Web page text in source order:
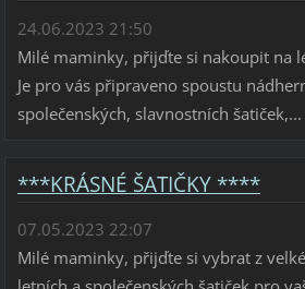
24.06.2023 21:50
Milé maminky, přijďte si nakoupit na
Je pro vás připraveno spoustu
společenských, slavnostních šatiček,...
***KRÁSNÉ ŠATIČKY ****
07.05.2023 22:07
Milé maminky, přijďte si vybrat z